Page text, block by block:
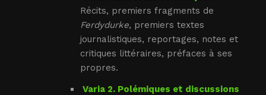
Récits, premiers fragments de
Ferdydurke, premiers textes
journalistiques, reportages, notes et
critiques littéraires, préfaces à ses
propres.
Varia 2. Polémiques et discussions